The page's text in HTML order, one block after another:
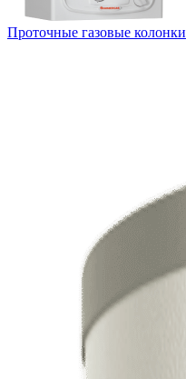
Проточные газовые колонки